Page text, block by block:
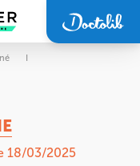
I
18/03/2025